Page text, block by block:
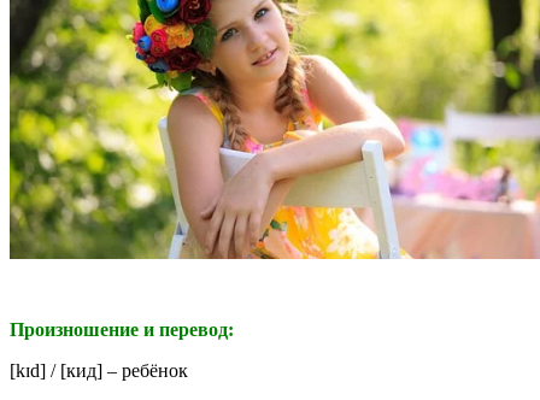
Произношение и перевод:
[kɪd] / [кид] – ребёнок